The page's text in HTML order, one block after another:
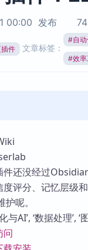
00:00 发布 74
件 文章标签：
#自
#效
件还没经过
评分、记忆层级
呢。
AI’, ‘数据处理’, ‘
问